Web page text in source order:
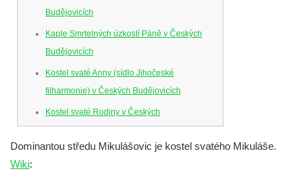
Budějovicích
Kaple Smrtelných úzkostí Páně v Českých
Budějovicích
Kostel svaté Anny (sídlo Jihočeské
filharmonie) v Českých Budějovicích
Kostel svaté Rodiny v Českých
Budějovicích
Kostel Obětování Panny Marie u kláštera
Dominantou středu Mikulášovic je kostel svatého Mikuláše.
Wiki: